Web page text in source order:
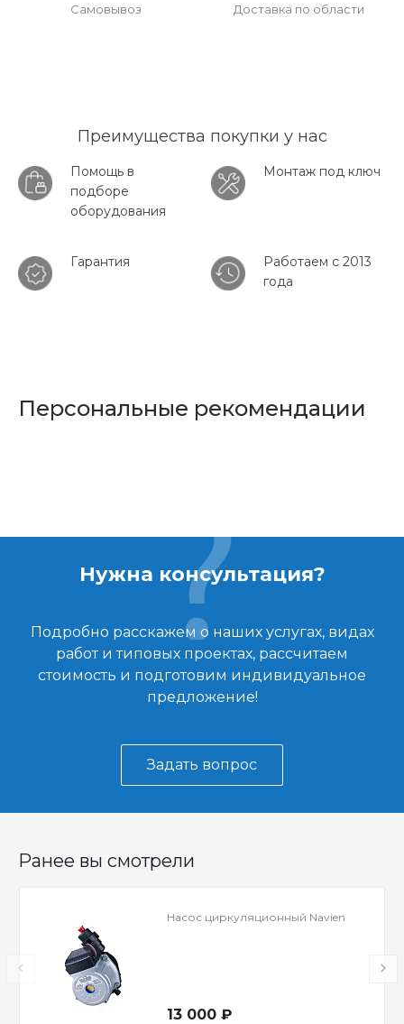
Самовывоз Доставка по области
Преимущества покупки у нас
Помощь в
подборе
оборудования
Монтаж под ключ
Гарантия
Работаем с 2013
года
Персональные рекомендации
Нужна консультация?
Подробно расскажем о наших услугах, видах
работ и типовых проектах, рассчитаем
стоимость и подготовим индивидуальное
предложение!
Задать вопрос
Ранее вы смотрели
Насос циркуляционный Navien
13 000 ₽